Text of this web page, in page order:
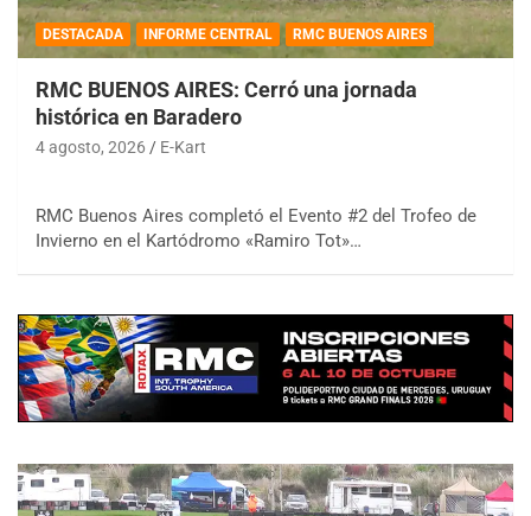
DESTACADA INFORME CENTRAL RMC BUENOS AIRES
RMC BUENOS AIRES: Cerró una jornada
histórica en Baradero
4 agosto, 2026 E-Kart
RMC Buenos Aires completó el Evento #2 del Trofeo de
Invierno en el Kartódromo «Ramiro Tot»…